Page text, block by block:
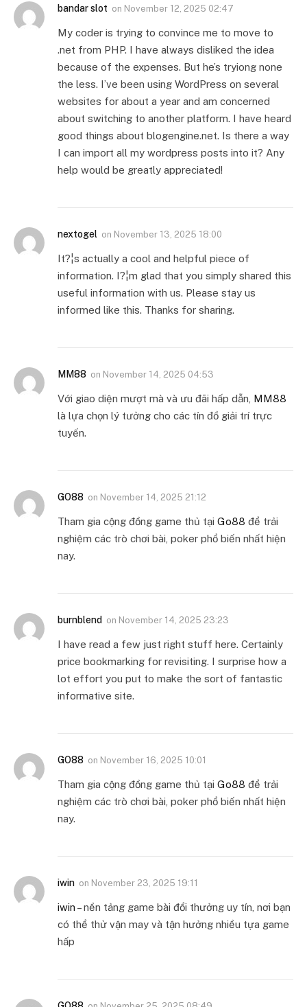
bandar slot on November 12, 2025 02:47
My coder is trying to convince me to move to
.net from PHP. I have always disliked the idea
because of the expenses. But he’s tryiong none
the less. I’ve been using WordPress on several
websites for about a year and am concerned
about switching to another platform. I have heard
good things about blogengine.net. Is there a way
I can import all my wordpress posts into it? Any
help would be greatly appreciated!
nextogel on November 13, 2025 18:00
It?¦s actually a cool and helpful piece of
information. I?¦m glad that you simply shared this
useful information with us. Please stay us
informed like this. Thanks for sharing.
MM88 on November 14, 2025 04:53
Với giao diện mượt mà và ưu đãi hấp dẫn, MM88
là lựa chọn lý tưởng cho các tín đồ giải trí trực
tuyến.
GO88 on November 14, 2025 21:12
Tham gia cộng đồng game thủ tại Go88 để trải
nghiệm các trò chơi bài, poker phổ biến nhất hiện
nay.
burnblend on November 14, 2025 23:23
I have read a few just right stuff here. Certainly
price bookmarking for revisiting. I surprise how a
lot effort you put to make the sort of fantastic
informative site.
GO88 on November 16, 2025 10:01
Tham gia cộng đồng game thủ tại Go88 để trải
nghiệm các trò chơi bài, poker phổ biến nhất hiện
nay.
iwin on November 23, 2025 19:11
iwin – nền tảng game bài đổi thưởng uy tín, nơi bạn
có thể thử vận may và tận hưởng nhiều tựa game
hấp